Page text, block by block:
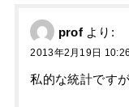
prof より:
2013年2月19日 10:26
私的な統計ですが